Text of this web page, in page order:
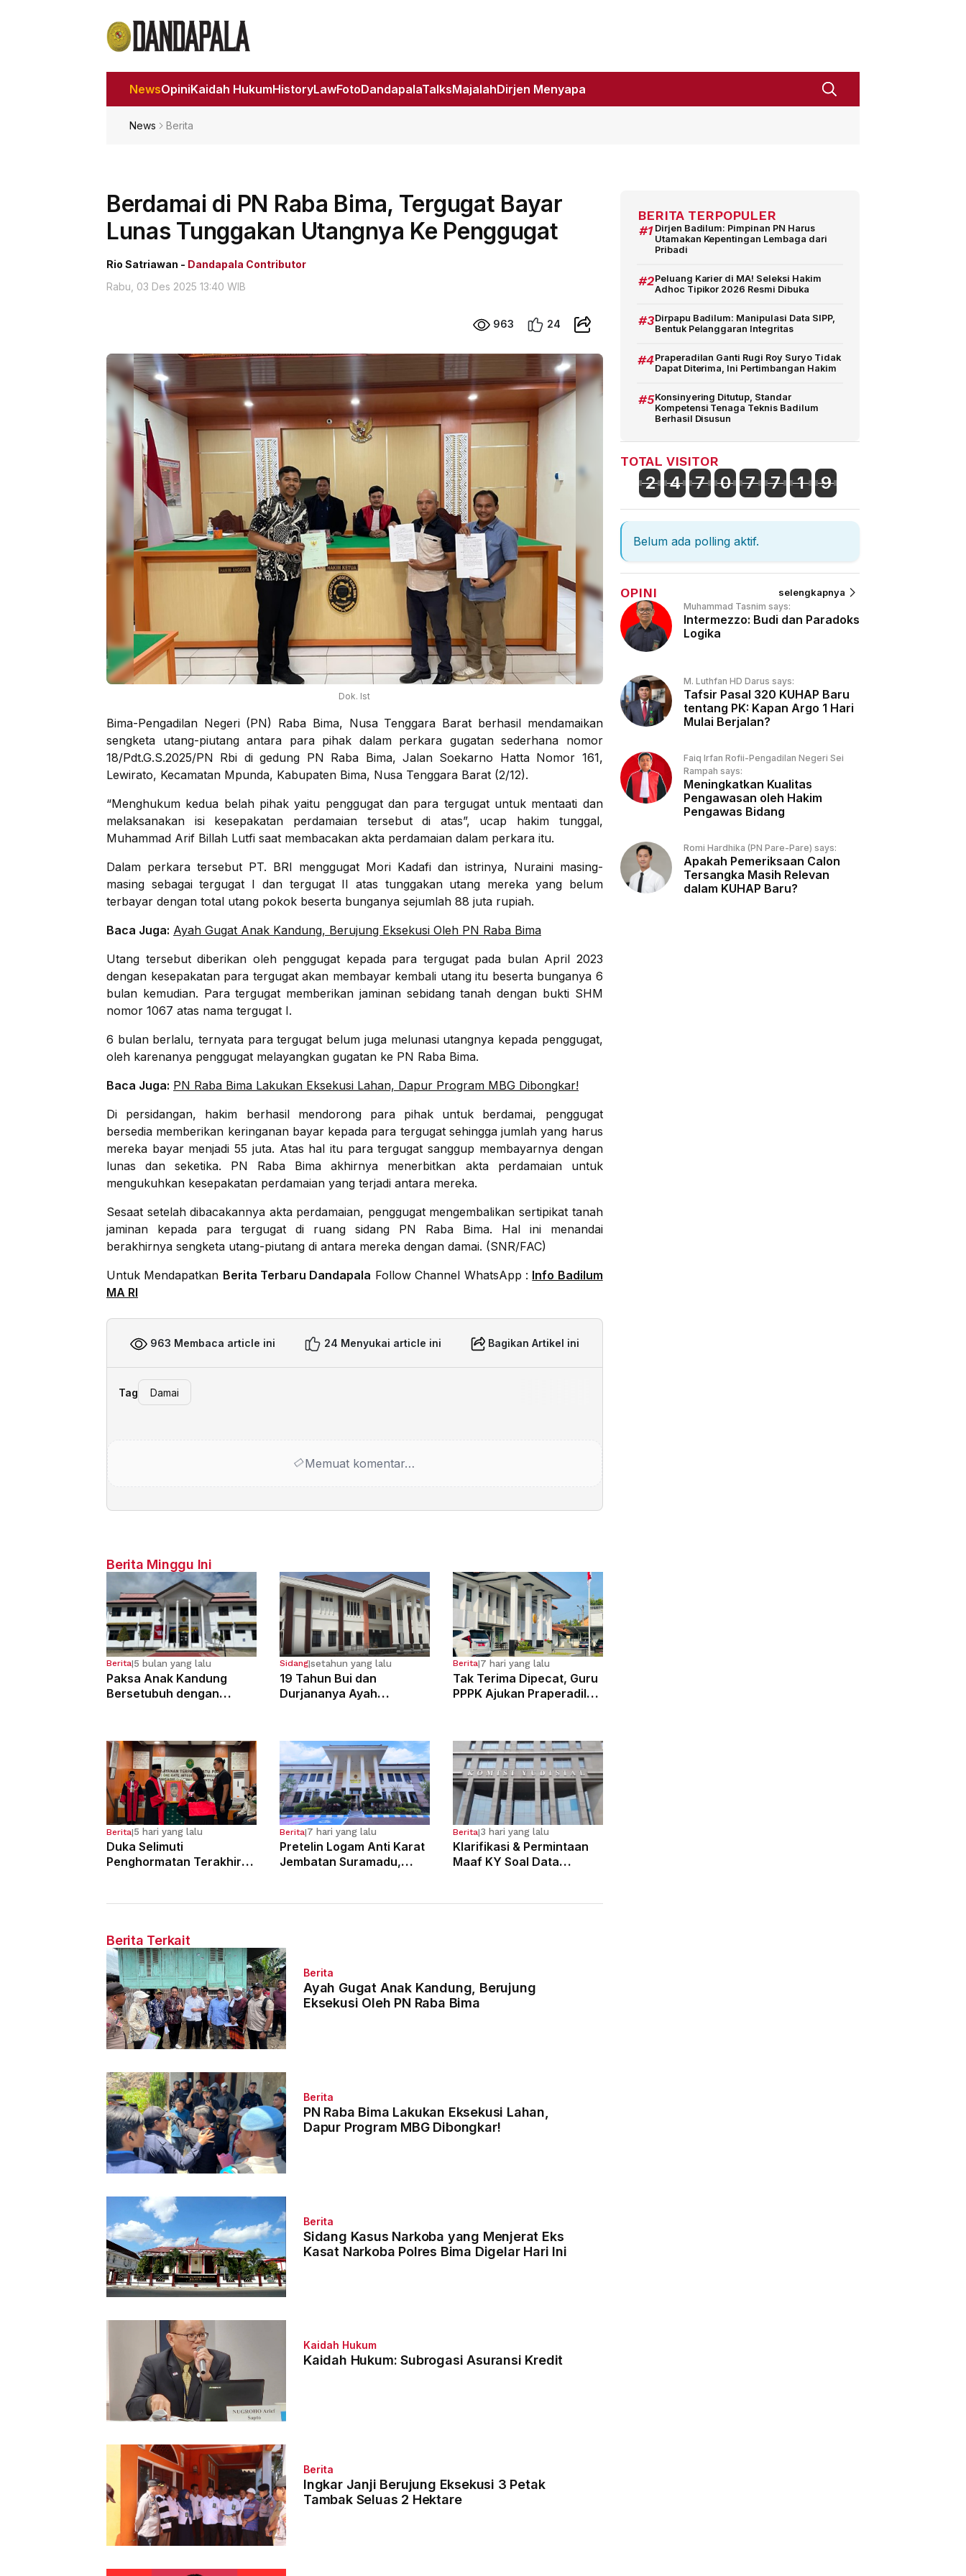
NewsOpiniKaidah HukumHistoryLawFotoDandapalaTalksMajalahDirjen Menyapa
News Berita
Berdamai di PN Raba Bima, Tergugat Bayar
Lunas Tunggakan Utangnya Ke Penggugat
Rio Satriawan - Dandapala Contributor
Rabu, 03 Des 2025 13:40 WIB
963 24
Dok. Ist
Bima-Pengadilan Negeri (PN) Raba Bima, Nusa Tenggara Barat berhasil mendamaikan
sengketa utang-piutang antara para pihak dalam perkara gugatan sederhana nomor
18/Pdt.G.S.2025/PN Rbi di gedung PN Raba Bima, Jalan Soekarno Hatta Nomor 161,
Lewirato, Kecamatan Mpunda, Kabupaten Bima, Nusa Tenggara Barat (2/12).
“Menghukum kedua belah pihak yaitu penggugat dan para tergugat untuk mentaati dan
melaksanakan isi kesepakatan perdamaian tersebut di atas”, ucap hakim tunggal,
Muhammad Arif Billah Lutfi saat membacakan akta perdamaian dalam perkara itu.
Dalam perkara tersebut PT. BRI menggugat Mori Kadafi dan istrinya, Nuraini masing-
masing sebagai tergugat I dan tergugat II atas tunggakan utang mereka yang belum
terbayar dengan total utang pokok beserta bunganya sejumlah 88 juta rupiah.
Baca Juga: Ayah Gugat Anak Kandung, Berujung Eksekusi Oleh PN Raba Bima
Utang tersebut diberikan oleh penggugat kepada para tergugat pada bulan April 2023
dengan kesepakatan para tergugat akan membayar kembali utang itu beserta bunganya 6
bulan kemudian. Para tergugat memberikan jaminan sebidang tanah dengan bukti SHM
nomor 1067 atas nama tergugat I.
6 bulan berlalu, ternyata para tergugat belum juga melunasi utangnya kepada penggugat,
oleh karenanya penggugat melayangkan gugatan ke PN Raba Bima.
Baca Juga: PN Raba Bima Lakukan Eksekusi Lahan, Dapur Program MBG Dibongkar!
Di persidangan, hakim berhasil mendorong para pihak untuk berdamai, penggugat
bersedia memberikan keringanan bayar kepada para tergugat sehingga jumlah yang harus
mereka bayar menjadi 55 juta. Atas hal itu para tergugat sanggup membayarnya dengan
lunas dan seketika. PN Raba Bima akhirnya menerbitkan akta perdamaian untuk
mengukuhkan kesepakatan perdamaian yang terjadi antara mereka.
Sesaat setelah dibacakannya akta perdamaian, penggugat mengembalikan sertipikat tanah
jaminan kepada para tergugat di ruang sidang PN Raba Bima. Hal ini menandai
berakhirnya sengketa utang-piutang di antara mereka dengan damai. (SNR/FAC)
Untuk Mendapatkan Berita Terbaru Dandapala Follow Channel WhatsApp : Info Badilum
MA RI
963 Membaca article ini 24 Menyukai article ini Bagikan Artikel ini
Tag Damai
Memuat komentar…
Berita Minggu Ini
Berita|5 bulan yang lalu
Paksa Anak Kandung
Bersetubuh dengan
Sidang|setahun yang lalu
19 Tahun Bui dan
Durjananya Ayah
Berita|7 hari yang lalu
Tak Terima Dipecat, Guru
PPPK Ajukan Praperadilan
Berita|5 hari yang lalu
Duka Selimuti
Penghormatan Terakhir
Berita|7 hari yang lalu
Pretelin Logam Anti Karat
Jembatan Suramadu,
Berita|3 hari yang lalu
Klarifikasi & Permintaan
Maaf KY Soal Data
Berita Terkait
Berita
Ayah Gugat Anak Kandung, Berujung
Eksekusi Oleh PN Raba Bima
Berita
PN Raba Bima Lakukan Eksekusi Lahan,
Dapur Program MBG Dibongkar!
Berita
Sidang Kasus Narkoba yang Menjerat Eks
Kasat Narkoba Polres Bima Digelar Hari Ini
Kaidah Hukum
Kaidah Hukum: Subrogasi Asuransi Kredit
Berita
Ingkar Janji Berujung Eksekusi 3 Petak
Tambak Seluas 2 Hektare
BERITA TERPOPULER
#1 Dirjen Badilum: Pimpinan PN Harus
Utamakan Kepentingan Lembaga dari
Pribadi
#2Peluang Karier di MA! Seleksi Hakim
Adhoc Tipikor 2026 Resmi Dibuka
#3Dirpapu Badilum: Manipulasi Data SIPP,
Bentuk Pelanggaran Integritas
#4Praperadilan Ganti Rugi Roy Suryo Tidak
Dapat Diterima, Ini Pertimbangan Hakim
#5Konsinyering Ditutup, Standar
Kompetensi Tenaga Teknis Badilum
Berhasil Disusun
TOTAL VISITOR
2 4 7 0 7 7 1 9
Belum ada polling aktif.
OPINI selengkapnya
Muhammad Tasnim says:
Intermezzo: Budi dan Paradoks
Logika
M. Luthfan HD Darus says:
Tafsir Pasal 320 KUHAP Baru
tentang PK: Kapan Argo 1 Hari
Mulai Berjalan?
Faiq Irfan Rofii-Pengadilan Negeri Sei
Rampah says:
Meningkatkan Kualitas
Pengawasan oleh Hakim
Pengawas Bidang
Romi Hardhika (PN Pare-Pare) says:
Apakah Pemeriksaan Calon
Tersangka Masih Relevan
dalam KUHAP Baru?